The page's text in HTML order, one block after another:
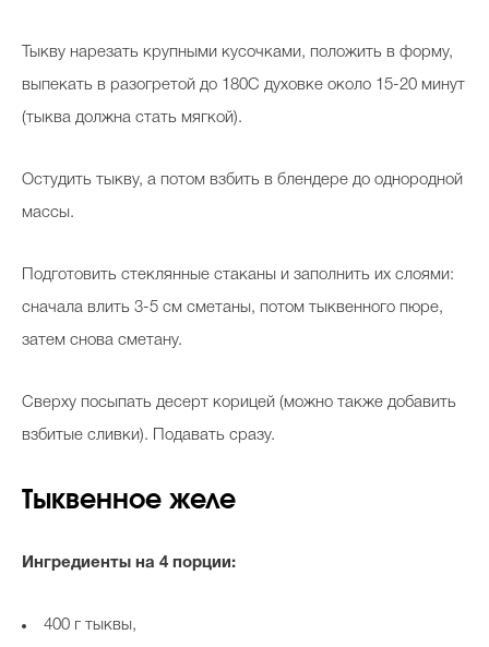
Тыкву нарезать крупными кусочками, положить в форму,
выпекать в разогретой до 180С духовке около 15-20 минут
(тыква должна стать мягкой).
Остудить тыкву, а потом взбить в блендере до однородной
массы.
Подготовить стеклянные стаканы и заполнить их слоями:
сначала влить 3-5 см сметаны, потом тыквенного пюре,
затем снова сметану.
Сверху посыпать десерт корицей (можно также добавить
взбитые сливки). Подавать сразу.
Тыквенное желе
Ингредиенты на 4 порции:
400 г тыквы,